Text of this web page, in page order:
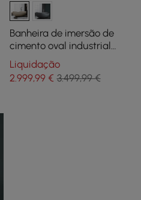
Banheira de imersão de
cimento oval industrial
independente de 63" bege
Liquidação
2.999,99€ 3.499,99 €